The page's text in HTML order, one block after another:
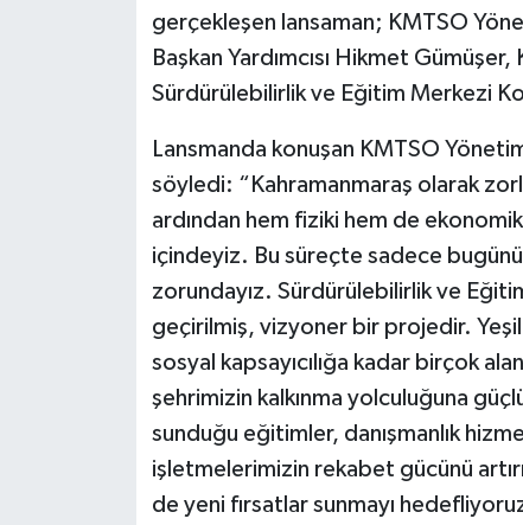
gerçekleşen lansaman; KMTSO
Başkan Yardımcısı Hikmet
Sürdürülebilirlik ve Eğitim Merkezi
Lansmanda konuşan KMTSO
söyledi: “Kahramanmaraş olarak
ardından hem fiziki hem de
içindeyiz. Bu süreçte sadece
zorundayız. Sürdürülebilirlik ve
geçirilmiş, vizyoner bir projedir.
sosyal kapsayıcılığa kadar birçok
şehrimizin kalkınma yolculuğuna
sunduğu eğitimler, danışmanlık
işletmelerimizin rekabet gücünü
de yeni fırsatlar sunmayı